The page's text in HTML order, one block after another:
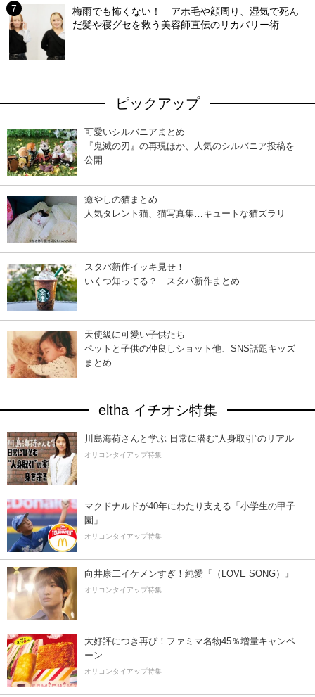
梅雨でも怖くない！ アホ毛や顔周り、湿気で死ん
だ髪や寝グセを救う美容師直伝のリカバリー術
ピックアップ
可愛いシルバニアまとめ
『鬼滅の刃』の再現ほか、人気のシルバニア投稿を
公開
癒やしの猫まとめ
人気タレント猫、猫写真集…キュートな猫ズラリ
スタバ新作イッキ見せ！
いくつ知ってる？ スタバ新作まとめ
天使級に可愛い子供たち
ペットと子供の仲良しショット他、SNS話題キッズ
まとめ
eltha イチオシ特集
川島海荷さんと学ぶ 日常に潜む“人身取引”のリアル
オリコンタイアップ特集
マクドナルドが40年にわたり支える「小学生の甲子
園」
オリコンタイアップ特集
向井康二イケメンすぎ！純愛『（LOVE SONG）』
オリコンタイアップ特集
大好評につき再び！ファミマ名物45％増量キャンペ
ーン
オリコンタイアップ特集